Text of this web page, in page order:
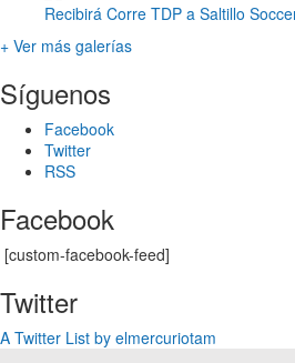
Recibirá Corre TDP a Saltillo
+ Ver más galerías
Síguenos
Facebook
Twitter
RSS
Facebook
[custom-facebook-feed]
Twitter
A Twitter List by elmercuriotam